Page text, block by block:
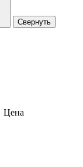
Свернуть
Цена